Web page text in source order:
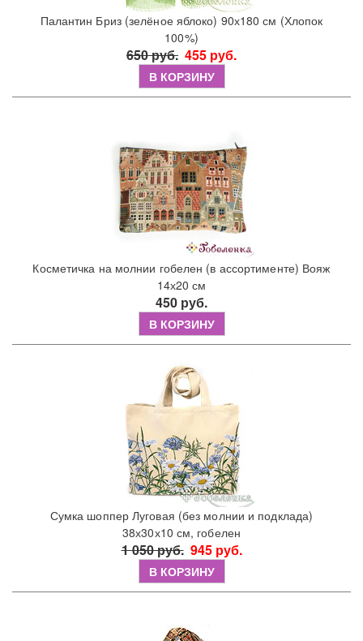
Палантин Бриз (зелёное яблоко) 90х180 см (Хлопок
100%)
650 руб. 455 руб.
В КОРЗИНУ
Косметичка на молнии гобелен (в ассортименте) Вояж
14х20 см
450 руб.
В КОРЗИНУ
Сумка шоппер Луговая (без молнии и подклада)
38х30х10 см, гобелен
1 050 руб. 945 руб.
В КОРЗИНУ